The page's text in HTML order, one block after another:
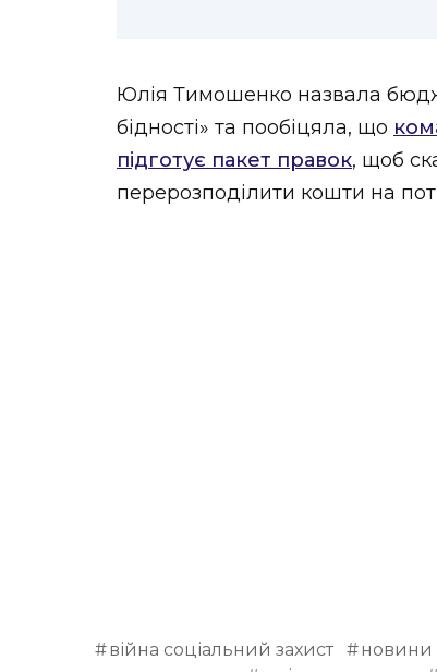
Юлія Тимошенко назвала
бідності» та пообіцяла, що
підготує пакет правок, щоб
перерозподілити кошти на
війна соціальний захист новини